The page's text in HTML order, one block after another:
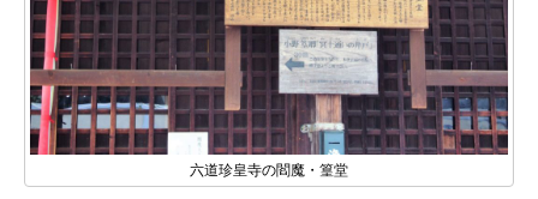
六道珍皇寺の閻魔・篁堂